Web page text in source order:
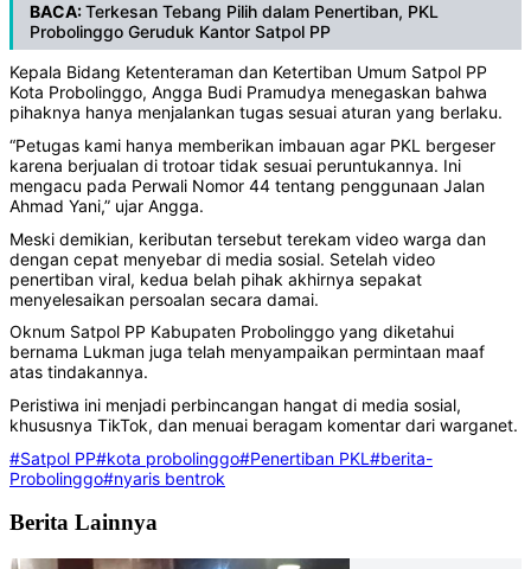
BACA:Terkesan Tebang Pilih dalam Penertiban, PKL
Probolinggo Geruduk Kantor Satpol PP
Kepala Bidang Ketenteraman dan Ketertiban Umum Satpol PP
Kota Probolinggo, Angga Budi Pramudya menegaskan bahwa
pihaknya hanya menjalankan tugas sesuai aturan yang berlaku.
‎‎“Petugas kami hanya memberikan imbauan agar PKL bergeser
karena berjualan di trotoar tidak sesuai peruntukannya. Ini
mengacu pada Perwali Nomor 44 tentang penggunaan Jalan
Ahmad Yani,” ujar Angga.
Meski demikian, keributan tersebut terekam video warga dan
dengan cepat menyebar di media sosial. Setelah video
penertiban viral, kedua belah pihak akhirnya sepakat
menyelesaikan persoalan secara damai.
‎‎Oknum Satpol PP Kabupaten Probolinggo yang diketahui
bernama Lukman juga telah menyampaikan permintaan maaf
atas tindakannya.
‎‎Peristiwa ini menjadi perbincangan hangat di media sosial,
khususnya TikTok, dan menuai beragam komentar dari warganet.
#Satpol PP#kota probolinggo#Penertiban PKL #berita-
Probolinggo#nyaris bentrok
Berita Lainnya